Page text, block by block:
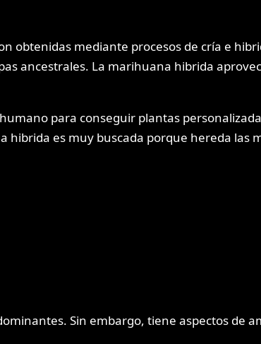
obtenidas mediante procesos de cría e
ancestrales. La marihuana hibrida
para conseguir plantas
es muy buscada porque hereda las
Sin embargo, tiene aspectos de